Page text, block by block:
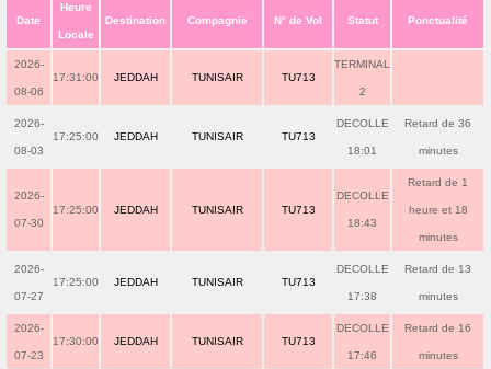
Date
Heure
Locale
Destination Compagnie N° de Vol Statut Ponctualité
2026-
08-06
17:31:00 JEDDAH TUNISAIR TU713
TERMINAL
2
2026-
08-03
17:25:00 JEDDAH TUNISAIR TU713
DECOLLE
18:01
Retard de 36
minutes
2026-
07-30
17:25:00 JEDDAH TUNISAIR TU713
DECOLLE
18:43
Retard de 1
heure et 18
minutes
2026-
07-27
17:25:00 JEDDAH TUNISAIR TU713
DECOLLE
17:38
Retard de 13
minutes
2026-
07-23
17:30:00 JEDDAH TUNISAIR TU713
DECOLLE
17:46
Retard de 16
minutes